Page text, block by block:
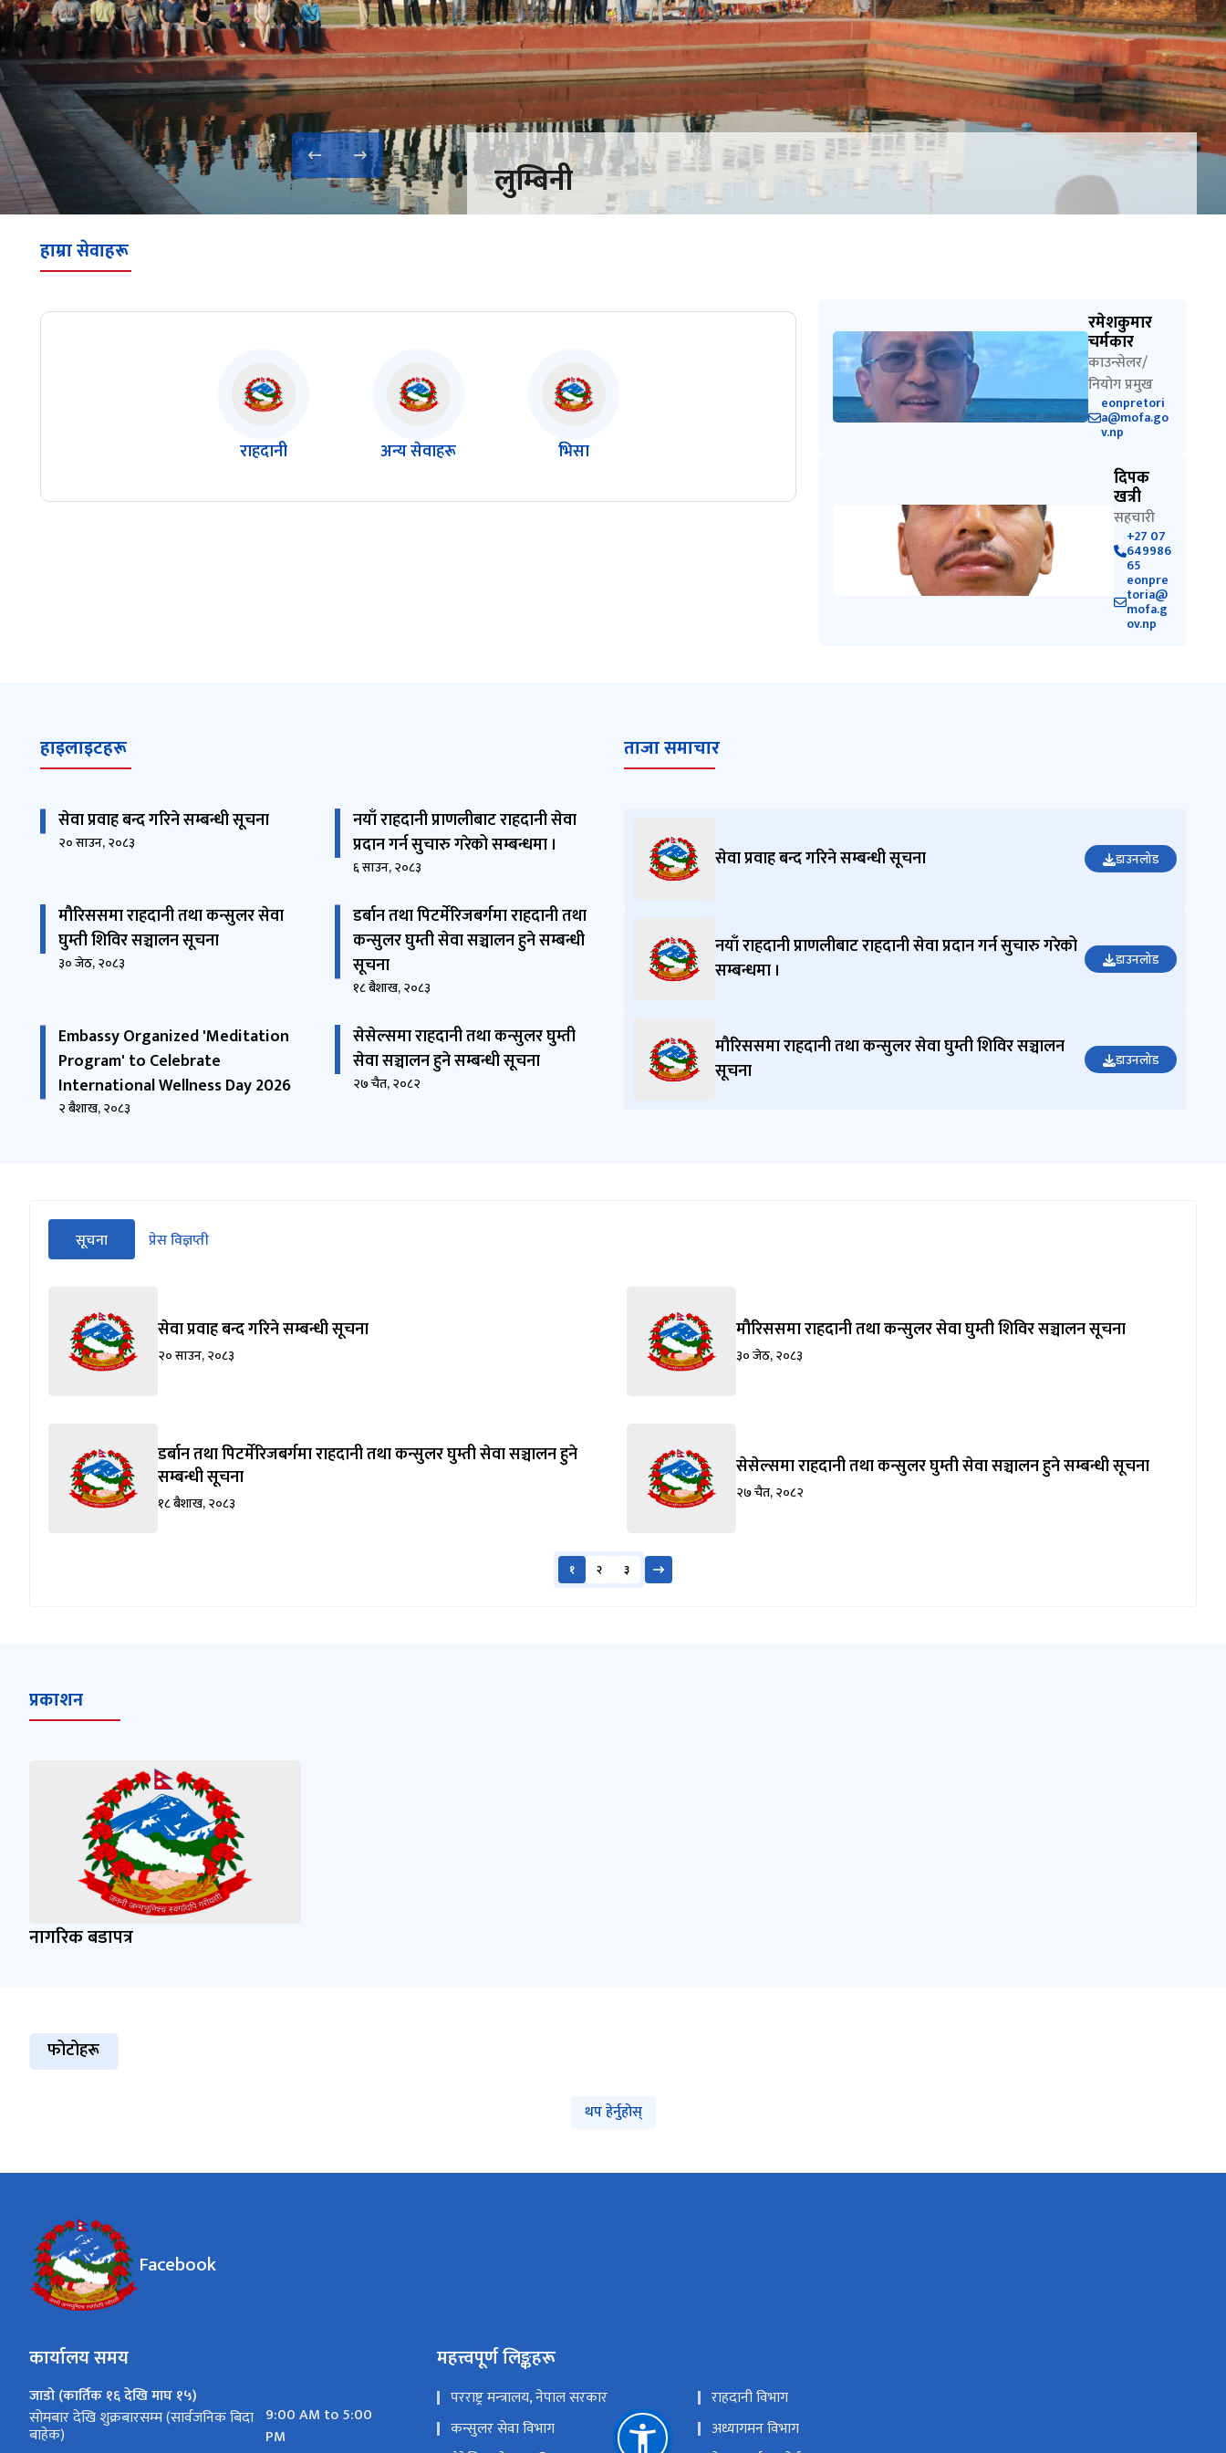
लुम्बिनी
हाम्रा सेवाहरू
राहदानी अन्य सेवाहरू भिसा
रमेशकुमार
चर्मकार
काउन्सेलर/
नियोग प्रमुख
eonpretori
a@mofa.go
v.np
दिपक
खत्री
सहचारी
+27 07
649986
65
eonpre
toria@
mofa.g
ov.np
हाइलाइटहरू
सेवा प्रवाह बन्द गरिने सम्बन्धी सूचना
२० साउन, २०८३
नयाँ राहदानी प्राणलीबाट राहदानी सेवा
प्रदान गर्न सुचारु गरेको सम्बन्धमा ।
६ साउन, २०८३
मौरिससमा राहदानी तथा कन्सुलर सेवा
घुम्ती शिविर सञ्चालन सूचना
३० जेठ, २०८३
डर्बान तथा पिटर्मेरिजबर्गमा राहदानी तथा
कन्सुलर घुम्ती सेवा सञ्चालन हुने सम्बन्धी
सूचना
१८ बैशाख, २०८३
Embassy Organized 'Meditation
Program' to Celebrate
International Wellness Day 2026
२ बैशाख, २०८३
सेसेल्समा राहदानी तथा कन्सुलर घुम्ती
सेवा सञ्चालन हुने सम्बन्धी सूचना
२७ चैत, २०८२
ताजा समाचार
सेवा प्रवाह बन्द गरिने सम्बन्धी सूचना डाउनलोड
नयाँ राहदानी प्राणलीबाट राहदानी सेवा प्रदान गर्न सुचारु गरेको
सम्बन्धमा ।
डाउनलोड
मौरिससमा राहदानी तथा कन्सुलर सेवा घुम्ती शिविर सञ्चालन
सूचना
डाउनलोड
सीधा
पहिलो
जानुहोस्
सूचना
(सक्रिय ट्याब)
प्रेस विज्ञप्ती
सेवा प्रवाह बन्द गरिने सम्बन्धी सूचना
२० साउन, २०८३
मौरिससमा राहदानी तथा कन्सुलर सेवा घुम्ती शिविर सञ्चालन सूचना
३० जेठ, २०८३
डर्बान तथा पिटर्मेरिजबर्गमा राहदानी तथा कन्सुलर घुम्ती सेवा सञ्चालन हुने
सम्बन्धी सूचना
१८ बैशाख, २०८३
सेसेल्समा राहदानी तथा कन्सुलर घुम्ती सेवा सञ्चालन हुने सम्बन्धी सूचना
२७ चैत, २०८२
१ २ ३
प्रकाशन
नागरिक बडापत्र
फोटोहरू
थप हेर्नुहोस्
Facebook
कार्यालय समय
जाडो (कार्तिक १६ देखि माघ १५)
सोमबार देखि शुक्रबारसम्म (सार्वजनिक बिदा
बाहेक)
9:00 AM to 5:00
PM
महत्त्वपूर्ण लिङ्कहरू
परराष्ट्र मन्‍त्रालय, नेपाल सरकार
राहदानी विभाग
कन्सुलर सेवा विभाग
अध्यागमन विभाग